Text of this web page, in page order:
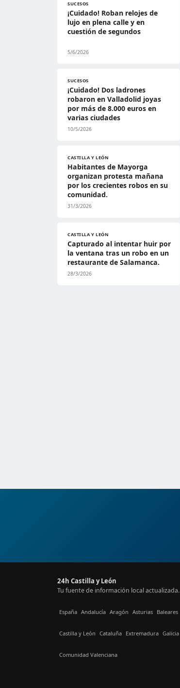
SUCESOS
¡Cuidado! Roban relojes de
lujo en plena calle y en
cuestión de segundos
5/6/2026
SUCESOS
¡Cuidado! Dos ladrones
robaron en Valladolid joyas
por más de 8.000 euros en
varias ciudades
10/5/2026
CASTILLA Y LEÓN
Habitantes de Mayorga
organizan protesta mañana
por los crecientes robos en su
comunidad.
31/3/2026
CASTILLA Y LEÓN
Capturado al intentar huir por
la ventana tras un robo en un
restaurante de Salamanca.
28/3/2026
24h Castilla y León
Tu fuente de información local actualizada.
España Andalucía Aragón Asturias Baleares
Castilla y León Cataluña Extremadura Galicia
Comunidad Valenciana